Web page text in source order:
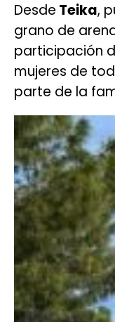
Desde Teika,
grano de
participación
mujeres de
parte de la